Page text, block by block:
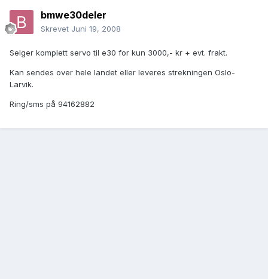
bmwe30deler
Skrevet Juni 19, 2008
Selger komplett servo til e30 for kun 3000,- kr + evt. frakt.
Kan sendes over hele landet eller leveres strekningen Oslo-
Larvik.
Ring/sms på 94162882